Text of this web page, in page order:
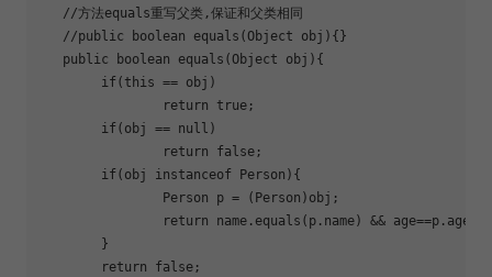
   //方法equals重写父类,保证和父类相同
   //public boolean equals(Object obj){}
   public boolean equals(Object obj){
if (this == obj)
return
true ;
if (obj == null)
return
false ;
if (obj instanceof Person){
return name.equals(p.name) && age==p.age;
return
false ;